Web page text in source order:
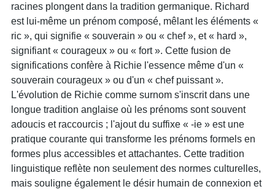
racines plongent dans la tradition germanique. Richard
est lui-même un prénom composé, mêlant les éléments «
ric », qui signifie « souverain » ou « chef », et « hard »,
signifiant « courageux » ou « fort ». Cette fusion de
significations confère à Richie l'essence même d'un «
souverain courageux » ou d'un « chef puissant ».
L'évolution de Richie comme surnom s'inscrit dans une
longue tradition anglaise où les prénoms sont souvent
adoucis et raccourcis ; l'ajout du suffixe « -ie » est une
pratique courante qui transforme les prénoms formels en
formes plus accessibles et attachantes. Cette tradition
linguistique reflète non seulement des normes culturelles,
mais souligne également le désir humain de connexion et